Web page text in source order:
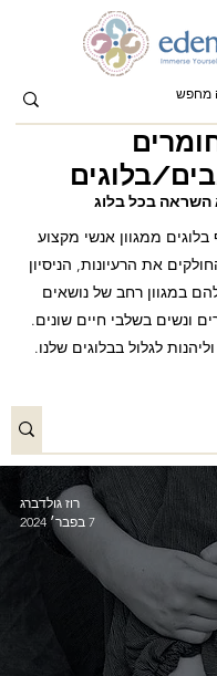
בלוגים
השראה בכל בלוג
ממגוון אנשי מקצוע
את הרעיונות, הניסיון
במגוון רחב של נושאים
ונשים בשלבי חיים שונים.
לגלול בבלוגים שלנו.
רוז גולדברג
7 בפבר׳ 2024